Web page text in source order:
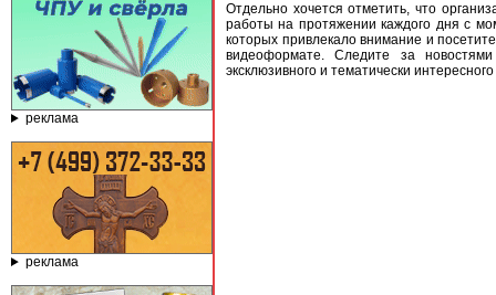
реклама
реклама
Отдельно хочется отметить, что
работы на протяжении каждого дня с
которых привлекало внимание и
видеоформате. Следите за
эксклюзивного и тематически